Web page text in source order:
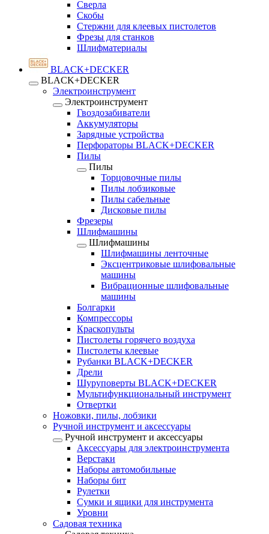
Сверла
Скобы
Стержни для клеевых пистолетов
Фрезы для станков
Шлифматериалы
BLACK+DECKER
BLACK+DECKER
Электроинструмент
Электроинструмент
Гвоздозабиватели
Аккумуляторы
Зарядные устройства
Перфораторы BLACK+DECKER
Пилы
Пилы
Торцовочные пилы
Пилы лобзиковые
Пилы сабельные
Дисковые пилы
Фрезеры
Шлифмашины
Шлифмашины
Шлифмашины ленточные
Эксцентриковые шлифовальные
машины
Вибрационные шлифовальные
машины
Болгарки
Компрессоры
Краскопульты
Пистолеты горячего воздуха
Пистолеты клеевые
Рубанки BLACK+DECKER
Дрели
Шуруповерты BLACK+DECKER
Мультифункциональный инструмент
Отвертки
Ножовки, пилы, лобзики
Ручной инструмент и аксессуары
Ручной инструмент и аксессуары
Аксессуары для электроинструмента
Верстаки
Наборы автомобильные
Наборы бит
Рулетки
Сумки и ящики для инструмента
Уровни
Садовая техника